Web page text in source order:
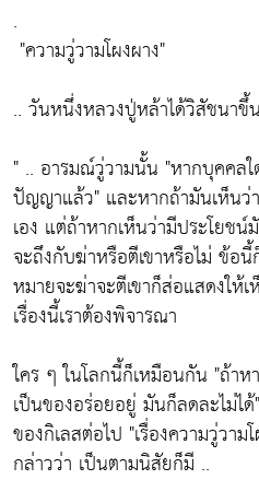
.
"ความวู่วามโผงผาง"
.. วันหนึ่งหลวงปู่หล้าได้วิสัชนาขึ้
" .. อารมณ์วู่วามนั้น "หากบุคคล
ปัญญาแล้ว" และหากถ้ามันเห็นว่
เอง แต่ถ้าหากเห็นว่ามีประโยช
จะถึงกับฆ่าหรือตีเขาหรือไม่ ข้อ
หมายจะฆ่าจะตีเขาก็ส่อแสดงให้
เรื่องนี้เราต้องพิจารณา
ใคร ๆ ในโลกนี้ก็เหมือนกัน "ถ้าห
เป็นของอร่อยอยู่ มันก็ลดละไม่ได้"
ของกิเลสต่อไป "เรื่องความวู่วาม
กล่าวว่า เป็นตามนิสัยก็มี ..